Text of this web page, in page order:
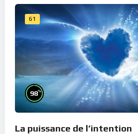
61
98%
La puissance de l’intention